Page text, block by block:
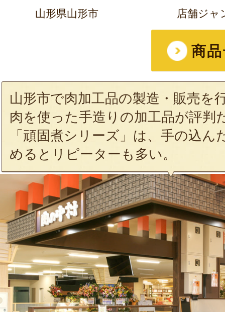
山形県山形市 店舗ジャ
商
山形市で肉加工品の製造・販売を
肉を使った手造りの加工品が評判
「頑固煮シリーズ」は、手の込ん
めるとリピーターも多い。